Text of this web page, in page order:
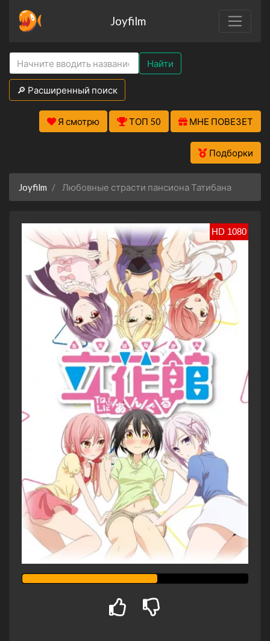
Joyfilm
Найти
🔎 Расширенный поиск
Я смотрю ТОП 50 МНЕ ПОВЕЗЕТ
Подборки
Joyfilm Любовные страсти пансиона Татибана
HD 1080